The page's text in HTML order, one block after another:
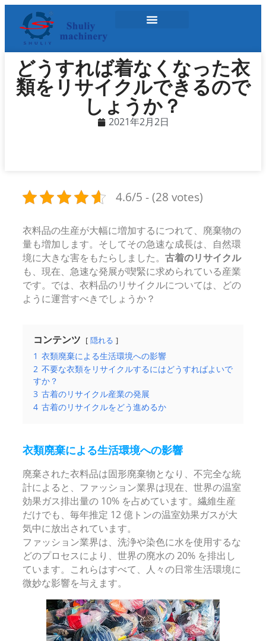
どうすれば着なくなった衣
類をリサイクルできるので
しょうか？
2021年2月2日
4.6/5 - (28 votes)
衣料品の生産が大幅に増加するにつれて、廃棄物の
量も増加します。そしてその急速な成長は、自然環
境に大きな害をもたらしました。 古着のリサイクル
も、現在、急速な発展が喫緊に求められている産業
です。では、衣料品のリサイクルについては、どの
ように運営すべきでしょうか？
コンテンツ 隠れる
1 衣類廃棄による生活環境への影響
2 不要な衣類をリサイクルするにはどうすればよいで
すか？
3 古着のリサイクル産業の発展
4 古着のリサイクルをどう進めるか
衣類廃棄による生活環境への影響
廃棄された衣料品は固形廃棄物となり、不完全な統
計によると、ファッション業界は現在、世界の温室
効果ガス排出量の 10% を占めています。繊維生産
だけでも、毎年推定 12 億トンの温室効果ガスが大
気中に放出されています。
ファッション業界は、洗浄や染色に水を使用するな
どのプロセスにより、世界の廃水の 20% を排出し
ています。これらはすべて、人々の日常生活環境に
微妙な影響を与えます。